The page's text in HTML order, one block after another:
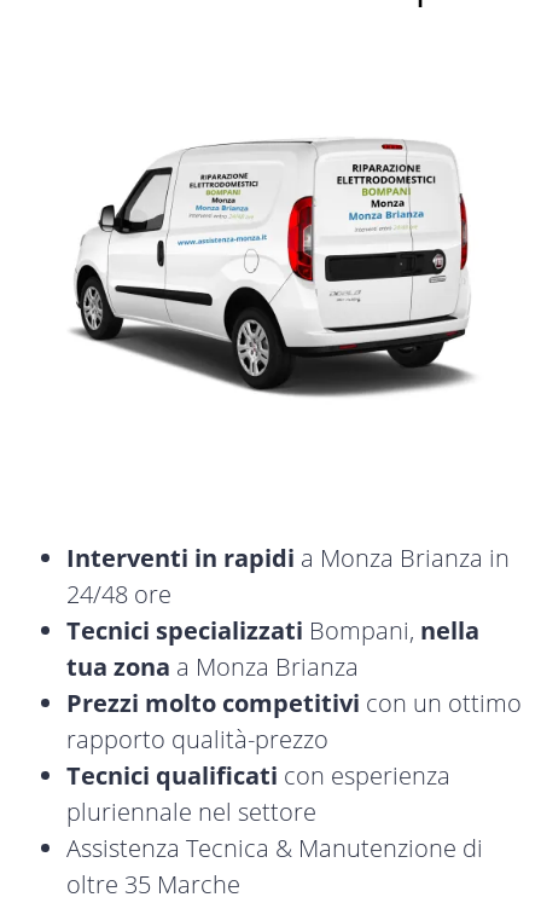
Interventi in rapidi a Monza Brianza in
24/48 ore
Tecnici specializzati Bompani, nella
tua zona a Monza Brianza
Prezzi molto competitivi con un ottimo
rapporto qualità-prezzo
Tecnici qualificati con esperienza
pluriennale nel settore
Assistenza Tecnica & Manutenzione di
oltre 35 Marche